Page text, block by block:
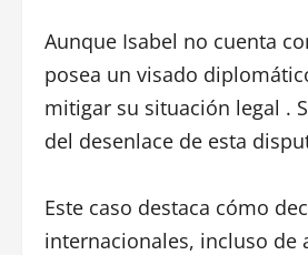
Aunque Isabel no cuenta
posea un visado
mitigar su situación legal .
del desenlace de esta
Este caso destaca cómo
internacionales, incluso de